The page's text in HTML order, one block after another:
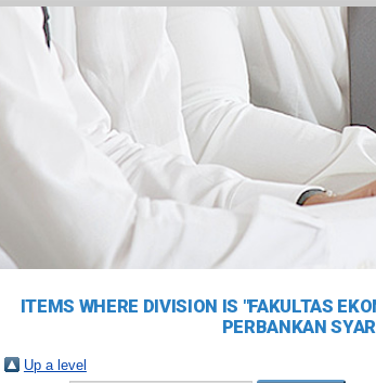
ITEMS WHERE DIVISION IS "FAKULTAS
PERBANKAN
Up a level